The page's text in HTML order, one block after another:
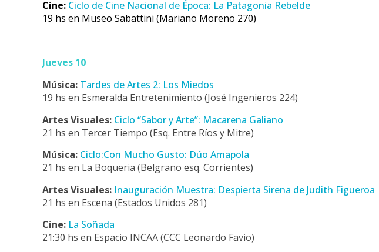
Cine: Ciclo de Cine Nacional de Época: La Patagonia Rebelde
19 hs en Museo Sabattini (Mariano Moreno 270)
Jueves 10
Música: Tardes de Artes 2: Los Miedos
19 hs en Esmeralda Entretenimiento (José Ingenieros 224)
Artes Visuales: Ciclo “Sabor y Arte”: Macarena Galiano
21 hs en Tercer Tiempo (Esq. Entre Ríos y Mitre)
Música: Ciclo:Con Mucho Gusto: Dúo Amapola
21 hs en La Boqueria (Belgrano esq. Corrientes)
Artes Visuales: Inauguración Muestra: Despierta Sirena de Judith Figueroa
21 hs en Escena (Estados Unidos 281)
Cine: La Soñada
21:30 hs en Espacio INCAA (CCC Leonardo Favio)